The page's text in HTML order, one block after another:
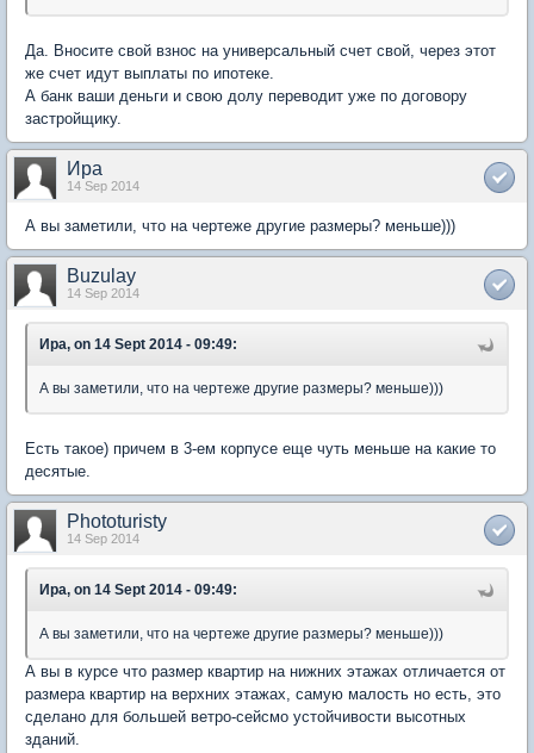
Да. Вносите свой взнос на универсальный счет свой, через этот
же счет идут выплаты по ипотеке.
А банк ваши деньги и свою долу переводит уже по договору
застройщику.
Ира
14 Sep 2014
А вы заметили, что на чертеже другие размеры? меньше)))
Buzulay
14 Sep 2014
Ира, on 14 Sept 2014 - 09:49:
А вы заметили, что на чертеже другие размеры? меньше)))
Есть такое) причем в 3-ем корпусе еще чуть меньше на какие то
десятые.
Phototuristy
14 Sep 2014
Ира, on 14 Sept 2014 - 09:49:
А вы заметили, что на чертеже другие размеры? меньше)))
А вы в курсе что размер квартир на нижних этажах отличается от
размера квартир на верхних этажах, самую малость но есть, это
сделано для большей ветро-сейсмо устойчивости высотных
зданий.